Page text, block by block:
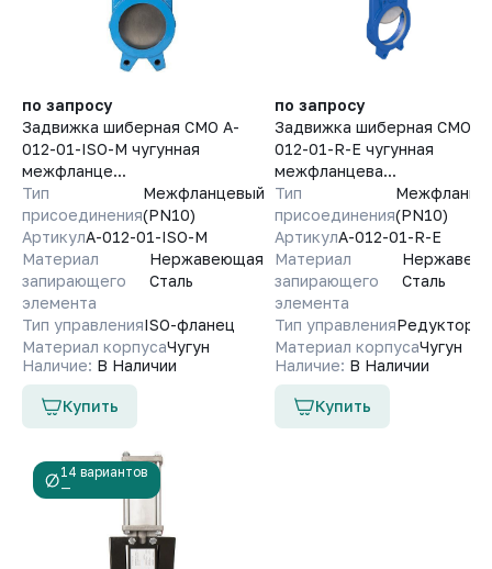
по запросу
Задвижка шиберная СМО A-
012-01-ISO-М чугунная
межфланце...
Тип
присоединения
Межфланцевый
(PN10)
АртикулA-012-01-ISO-М
Материал
запирающего
элемента
Нержавеющая
Сталь
Тип управленияISO-фланец
Материал корпусаЧугун
Наличие: В Наличии
Купить
по запросу
Задвижка шиберная СМО A-
012-01-R-E чугунная
межфланцева...
Тип
присоединения(PN10)
АртикулA-012-01-R-E
Материал
запирающего
элемента
Сталь
Тип управленияРедуктор
Материал корпусаЧугун
Наличие: В Наличии
Купить
14 вариантов
—